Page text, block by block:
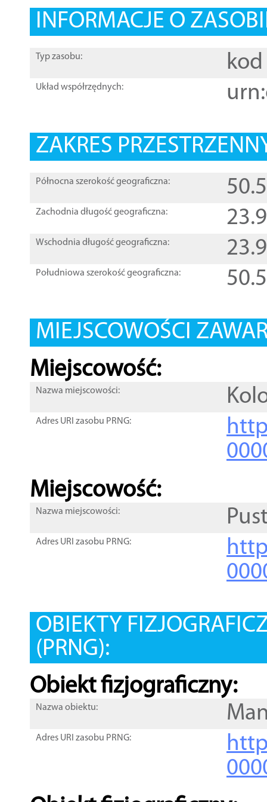
INFORMACJE O
Typ zasobu: kod
Układ współrzędnych:
ZAKRES
Północna szerokość geograficzna:
Zachodnia długość geograficzna:
Wschodnia długość geograficzna:
Południowa szerokość geograficzna:
MIEJSCOWOŚCI
Miejscowość:
Nazwa miejscowości:
Adres URI zasobu PRNG:
Miejscowość:
Nazwa miejscowości:
Adres URI zasobu PRNG:
OBIEKTY
(PRNG):
Obiekt fizjograficzny:
Nazwa obiektu:
Adres URI zasobu PRNG: